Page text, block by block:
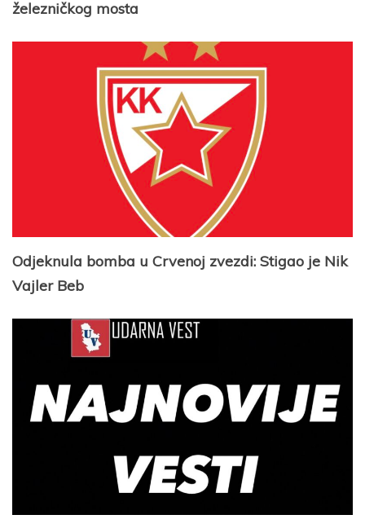
železničkog mosta
Odjeknula bomba u Crvenoj zvezdi: Stigao je Nik
Vajler Beb